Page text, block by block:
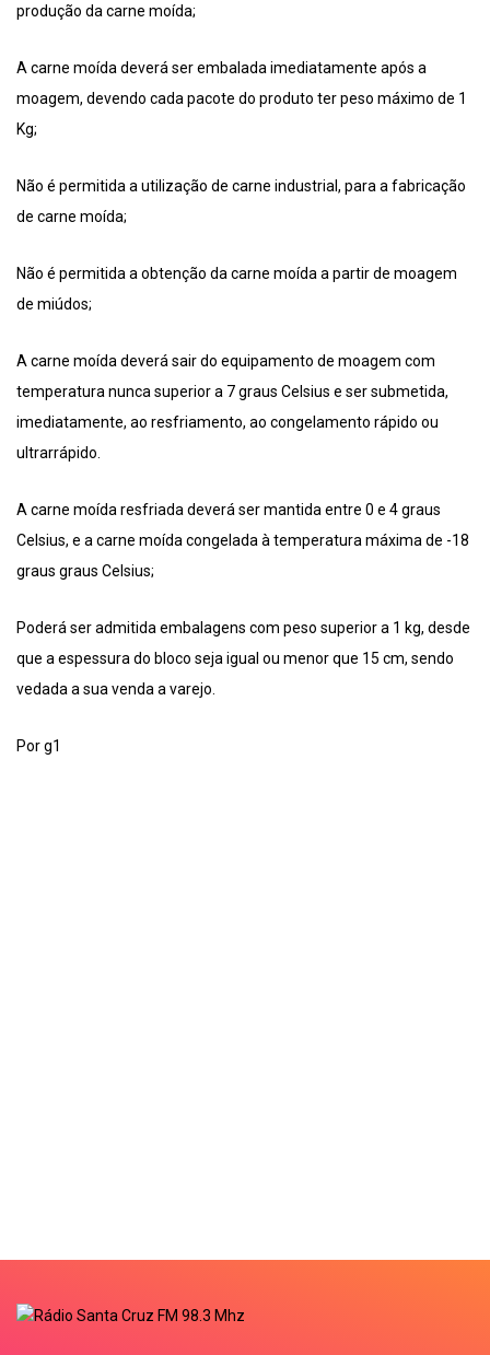
produção da carne moída;
A carne moída deverá ser embalada imediatamente após a
moagem, devendo cada pacote do produto ter peso máximo de 1
Kg;
Não é permitida a utilização de carne industrial, para a fabricação
de carne moída;
Não é permitida a obtenção da carne moída a partir de moagem
de miúdos;
A carne moída deverá sair do equipamento de moagem com
temperatura nunca superior a 7 graus Celsius e ser submetida,
imediatamente, ao resfriamento, ao congelamento rápido ou
ultrarrápido.
A carne moída resfriada deverá ser mantida entre 0 e 4 graus
Celsius, e a carne moída congelada à temperatura máxima de -18
graus graus Celsius;
Poderá ser admitida embalagens com peso superior a 1 kg, desde
que a espessura do bloco seja igual ou menor que 15 cm, sendo
vedada a sua venda a varejo.
Por g1